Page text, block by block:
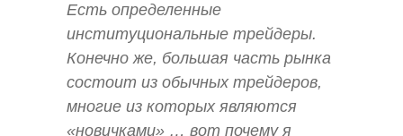
Есть определенные
институциональные трейдеры.
Конечно же, большая часть рынка
состоит из обычных трейдеров,
многие из которых являются
«новичками» … вот почему я